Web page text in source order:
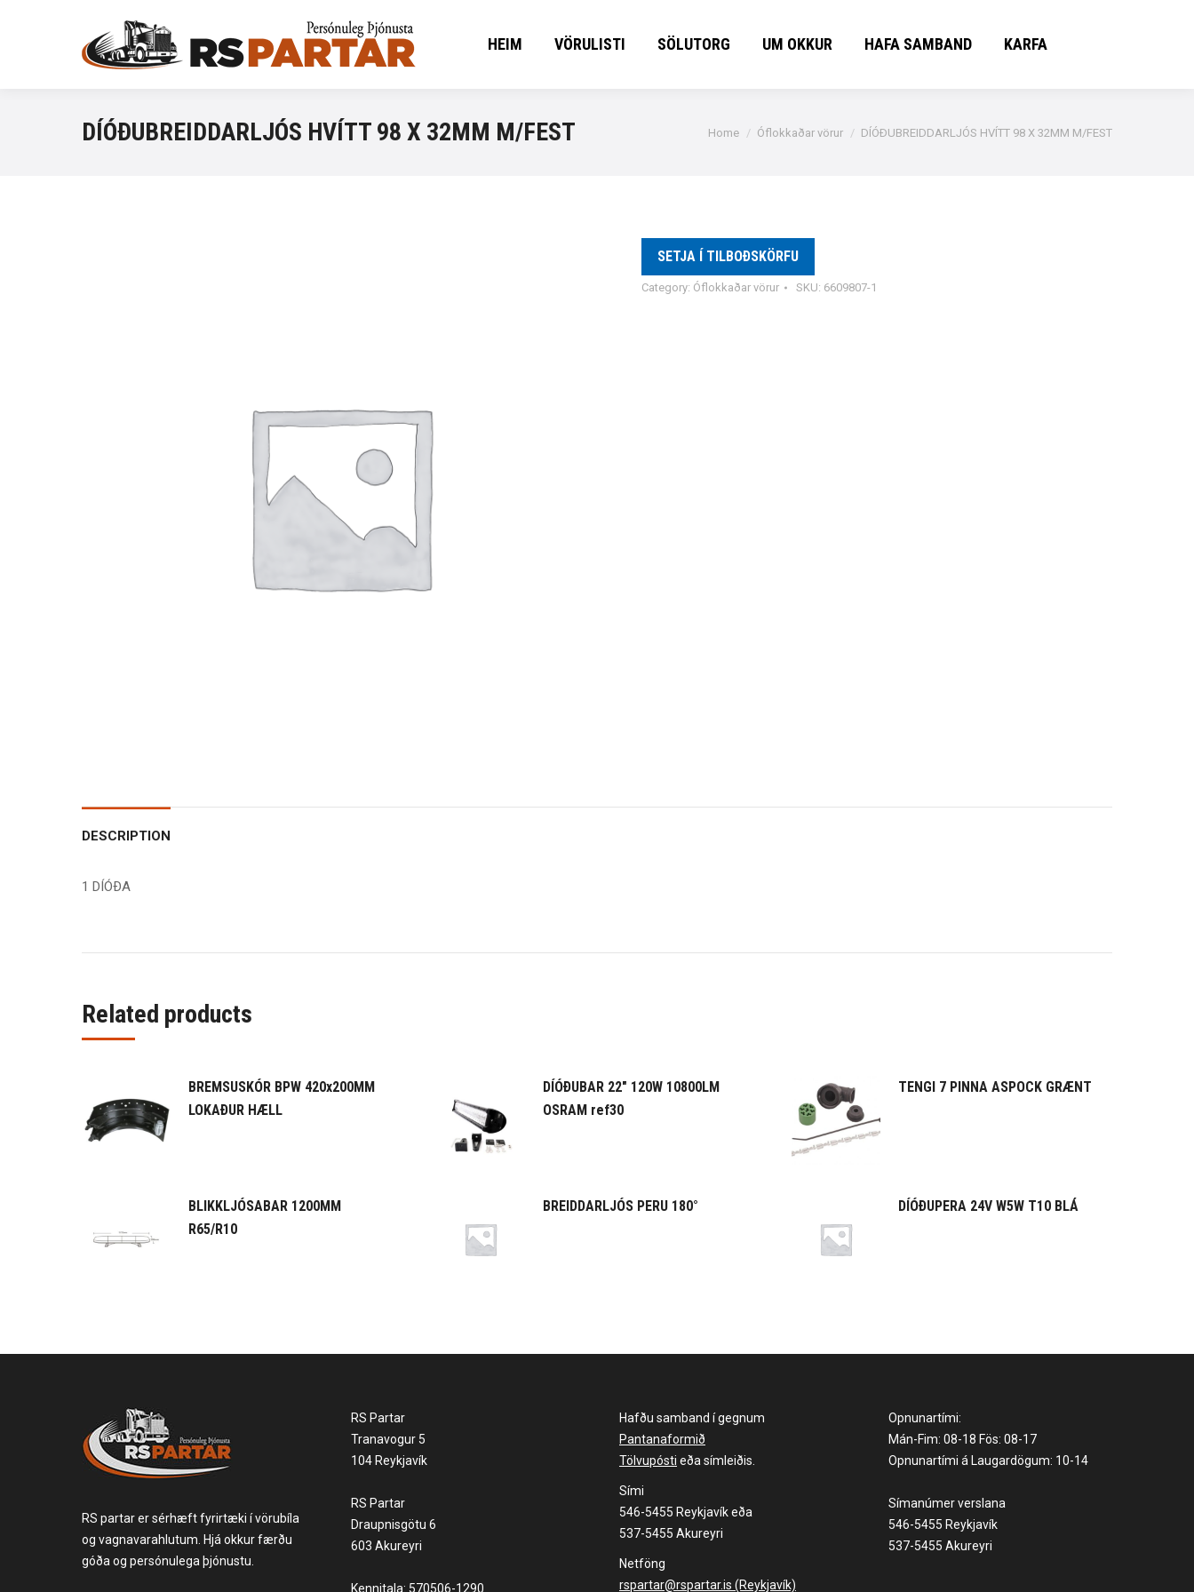
HEIM VÖRULISTI SÖLUTORG UM OKKUR HAFA SAMBAND KARFA
DÍÓÐUBREIDDARLJÓS HVÍTT 98 X 32MM M/FEST You are here:
Home Óflokkaðar vörur DÍÓÐUBREIDDARLJÓS HVÍTT 98 X 32MM M/FEST
SETJA Í TILBOÐSKÖRFU
Category: Óflokkaðar vörur SKU: 6609807-1
DESCRIPTION
1 DÍÓÐA
Related products
BREMSUSKÓR BPW 420x200MM
LOKAÐUR HÆLL
DÍÓÐUBAR 22" 120W 10800LM
OSRAM ref30
TENGI 7 PINNA ASPOCK GRÆNT
BLIKKLJÓSABAR 1200MM
R65/R10
BREIDDARLJÓS PERU 180° DÍÓÐUPERA 24V W5W T10 BLÁ
RS partar er sérhæft fyrirtæki í vörubíla
og vagnavarahlutum. Hjá okkur færðu
góða og persónulega þjónustu.
RS Partar
Tranavogur 5
104 Reykjavík
RS Partar
Draupnisgötu 6
603 Akureyri
Kennitala: 570506-1290
Hafðu samband í gegnum
Pantanaformið
Tölvupósti eða símleiðis.
Sími
546-5455 Reykjavík eða
537-5455 Akureyri
Netföng
rspartar@rspartar.is (Reykjavík)
Opnunartími:
Mán-Fim: 08-18 Fös: 08-17
Opnunartími á Laugardögum: 10-14
Símanúmer verslana
546-5455 Reykjavík
537-5455 Akureyri